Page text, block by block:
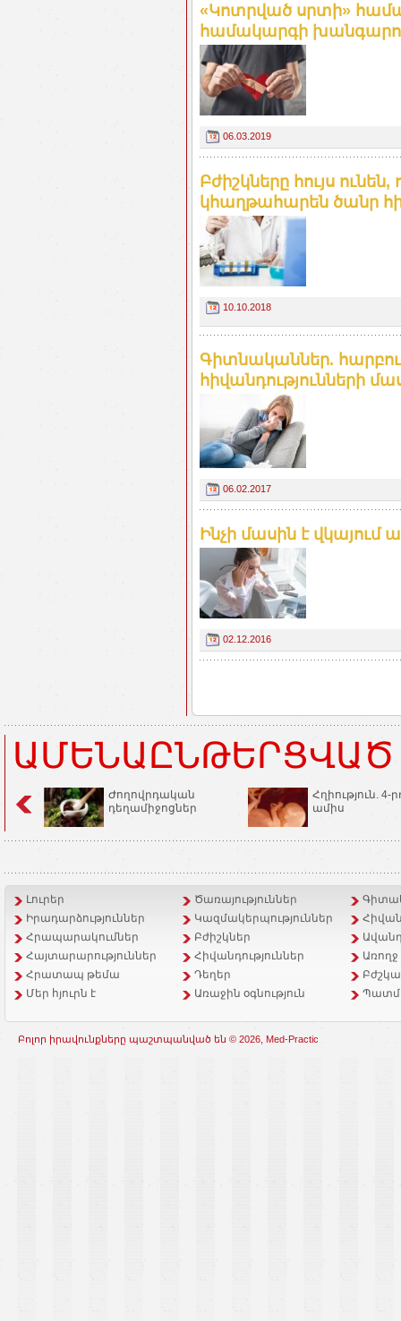
«Կոտրված սրտի»
համակարգի
06.03.2019
Բժիշկները հույս
կհաղթահարեն ծանր
10.10.2018
Գիտնականներ.
հիվանդությունների
06.02.2017
Ինչի մասին է վկայում
02.12.2016
Ժողովրդական
դեղամիջոցներ
Հղիություն. 4-
ամիս
Լուրեր Ծառայություններ
Իրադարձություններ
Կազմակերպություններ
Հրապարակումներ
Բժիշկներ
Հայտարարություններ
Հիվանդություններ
Հրատապ թեմա
Դեղեր
Մեր հյուրն է
Առաջին օգնություն
Բոլոր իրավունքները պաշտպանված են © 2026, Med-Practic